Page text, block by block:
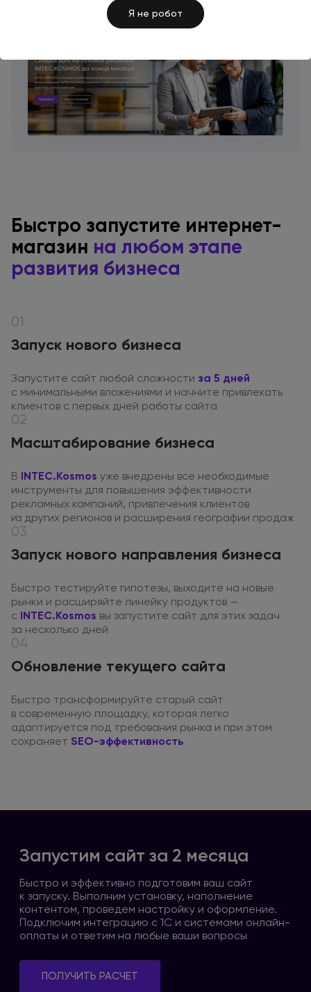
Я не робот
Быстро запустите интернет-
магазин на любом этапе
развития бизнеса
01
Запуск нового бизнеса
Запустите сайт любой сложности за 5 дней
с минимальными вложениями и начните привлекать
клиентов с первых дней работы сайта
02
Масштабирование бизнеса
В INTEC.Kosmos уже внедрены все необходимые
инструменты для повышения эффективности
рекламных кампаний, привлечения клиентов
из других регионов и расширения географии продаж
03
Запуск нового направления бизнеса
Быстро тестируйте гипотезы, выходите на новые
рынки и расширяйте линейку продуктов —
с INTEC.Kosmos вы запустите сайт для этих задач
за несколько дней
04
Обновление текущего сайта
Быстро трансформируйте старый сайт
в современную площадку, которая легко
адаптируется под требования рынка и при этом
сохраняет SEO-эффективность
Запустим сайт за 2 месяца
Быстро и эффективно подготовим ваш сайт
к запуску. Выполним установку, наполнение
контентом, проведем настройку и оформление.
Подключим интеграцию с 1С и системами онлайн-
оплаты и ответим на любые ваши вопросы
ПОЛУЧИТЬ РАСЧЕТ